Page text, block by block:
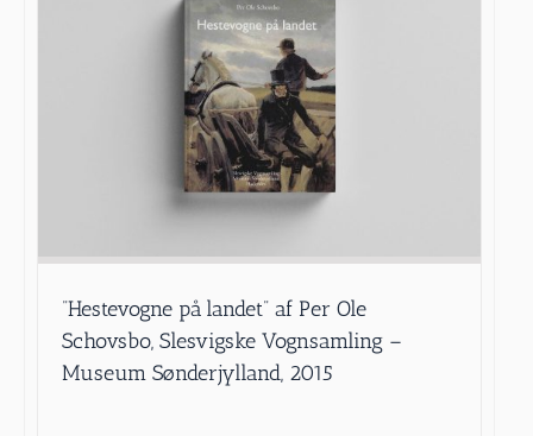
”Hestevogne på landet” af Per Ole
Schovsbo, Slesvigske Vognsamling –
Museum Sønderjylland, 2015